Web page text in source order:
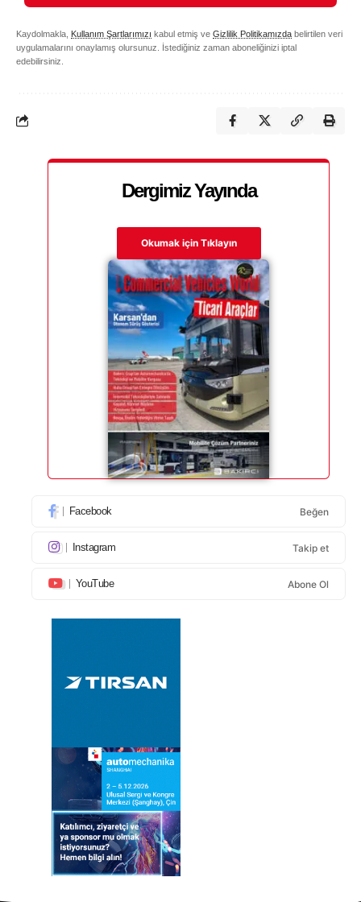
Kaydolmakla, Kullanım Şartlarımızı kabul etmiş ve Gizlilik Politikamızda belirtilen veri
uygulamalarını onaylamış olursunuz. İstediğiniz zaman aboneliğinizi iptal
edebilirsiniz.
Dergimiz Yayında
Okumak için Tıklayın
Facebook Beğen
Instagram Takip et
YouTube Abone Ol